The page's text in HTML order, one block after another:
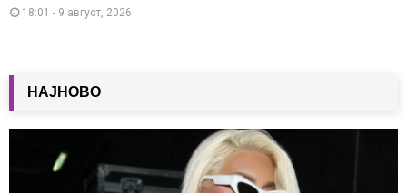
18:01 - 9 август, 2026
НАЈНОВО